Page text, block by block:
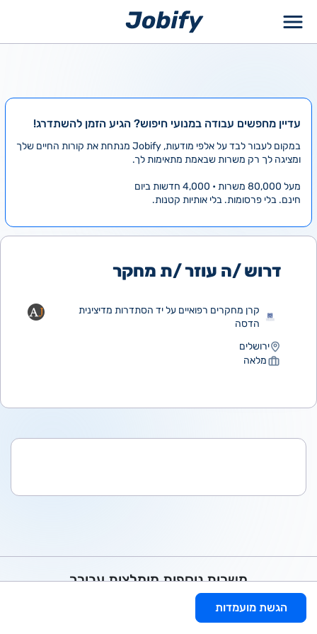
עדיין מחפשים עבודה במנועי חיפוש? הגיע הזמן להשתדרג!
במקום לעבור לבד על אלפי מודעות, Jobify מנתחת את קורות החיים שלך
ומציגה לך רק משרות שבאמת מתאימות לך.
מעל 80,000 משרות • 4,000 חדשות ביום
חינם. בלי פרסומות. בלי אותיות קטנות.
דרוש /ה עוזר /ת מחקר
קרן מחקרים רפואיים על יד הסתדרות מדיצינית
הדסה
ירושלים
מלאה
הגשת מועמדות
משרות נוספות מומלצות עבורך